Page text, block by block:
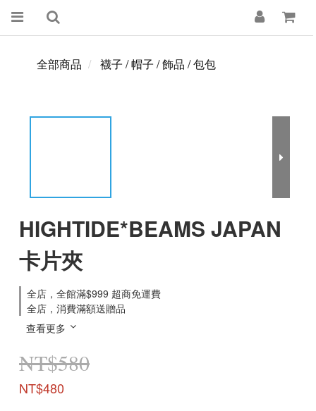
全部商品 襪子 / 帽子 / 飾品 / 包包
HIGHTIDE*BEAMS JAPAN
卡片夾
全店，全館滿$999 超商免運費
全店，消費滿額送贈品
查看更多
NT$580
NT$480